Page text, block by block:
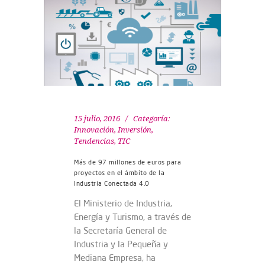
15 julio, 2016
Categoría:
Innovación,Inversión,
Tendencias, TIC
Más de 97 millones de euros para
proyectos en el ámbito de la
Industria Conectada 4.0
El Ministerio de Industria,
Energía y Turismo, a través de
la Secretaría General de
Industria y la Pequeña y
Mediana Empresa, ha